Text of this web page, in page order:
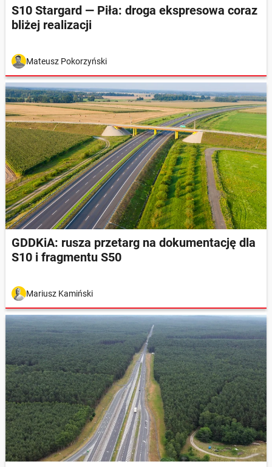
S10 Stargard — Piła: droga ekspresowa coraz
bliżej realizacji
Mateusz Pokorzyński
GDDKiA: rusza przetarg na dokumentację dla
S10 i fragmentu S50
Mariusz Kamiński